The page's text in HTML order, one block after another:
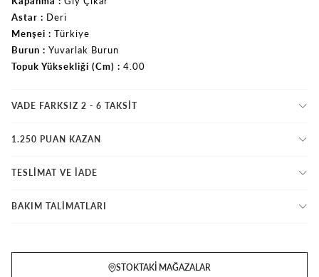
Astar
Deri
Menşei
Türkiye
Burun
Yuvarlak Burun
Topuk Yüksekliği (Cm)
4.00
VADE FARKSIZ 2 - 6 TAKSIT
1.250 PUAN KAZAN
TESLİMAT VE İADE
BAKIM TALİMATLARI
STOKTAKI MAĞAZALAR